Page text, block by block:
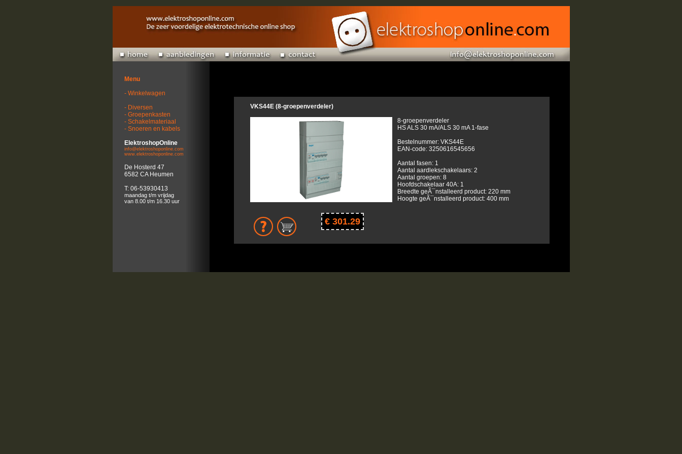
Menu
- Winkelwagen
- Diversen
- Groepenkasten
- Schakelmateriaal
- Snoeren en kabels
ElektroshopOnline
info@elektroshoponline.com
www.elektroshoponline.com
De Hosterd 47
6582 CA Heumen
T: 06-53930413
maandag t/m vrijdag
van 8.00 t/m 16.30 uur
VKS44E (8-groepenverdeler)
8-groepenverdeler
HS ALS 30 mA/ALS 30 mA 1-fase
Bestelnummer: VKS44E
EAN-code: 3250616545656
Aantal fasen: 1
Aantal aardlekschakelaars: 2
Aantal groepen: 8
Hoofdschakelaar 40A: 1
Breedte geÃ¯nstalleerd product: 220 mm
Hoogte geÃ¯nstalleerd product: 400 mm
€ 301.29